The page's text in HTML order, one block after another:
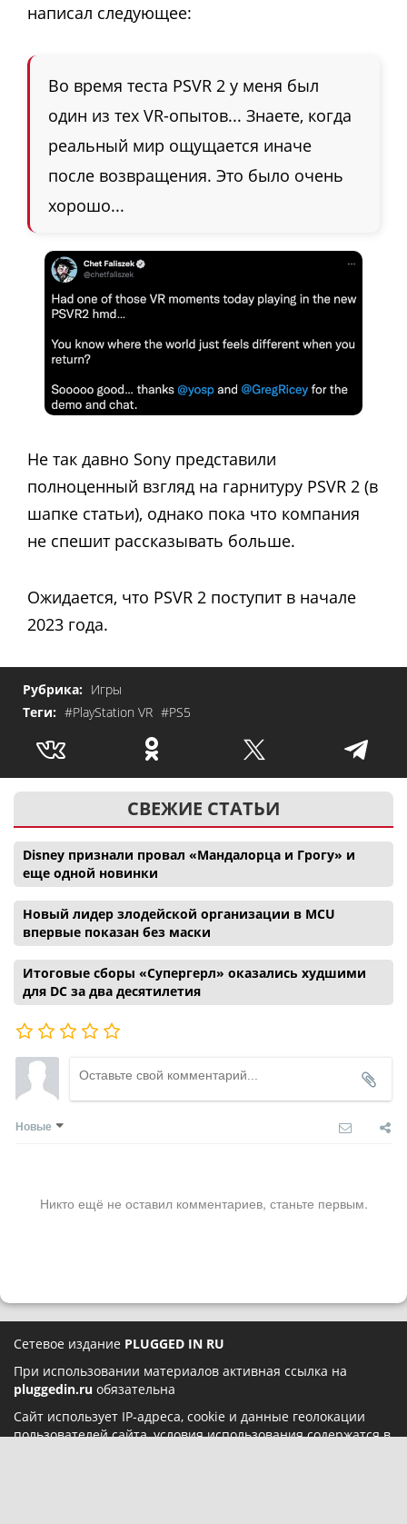
написал следующее:
Во время теста PSVR 2 у меня был
один из тех VR-опытов... Знаете, когда
реальный мир ощущается иначе
после возвращения. Это было очень
хорошо...
Не так давно Sony представили
полноценный взгляд на гарнитуру PSVR 2 (в
шапке статьи), однако пока что компания
не спешит рассказывать больше.
Ожидается, что PSVR 2 поступит в начале
2023 года.
Рубрика: Игры
Теги: #PlayStation VR #PS5
СВЕЖИЕ СТАТЬИ
Disney признали провал «Мандалорца и Грогу» и
еще одной новинки
Новый лидер злодейской организации в MCU
впервые показан без маски
Итоговые сборы «Супергерл» оказались худшими
для DC за два десятилетия
Новые
Никто ещё не оставил комментариев, станьте первым.
Сетевое издание PLUGGED IN RU
При использовании материалов активная ссылка на
pluggedin.ru обязательна
Сайт использует IP-адреса, cookie и данные геолокации
пользователей сайта, условия использования содержатся в